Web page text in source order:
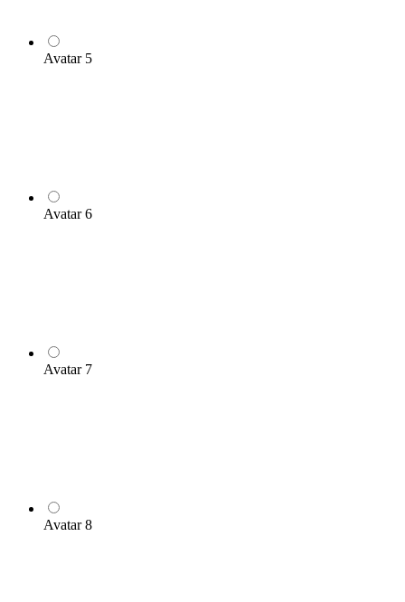
Avatar 5
Avatar 6
Avatar 7
Avatar 8